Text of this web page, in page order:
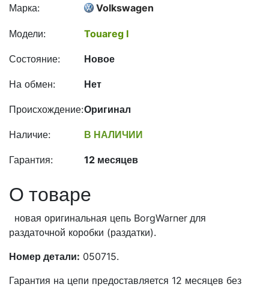
Марка: Volkswagen
Модели: Touareg I
Состояние: Новое
На обмен: Нет
Происхождение:Оригинал
Наличие: В НАЛИЧИИ
Гарантия: 12 месяцев
О товаре
новая оригинальная цепь BorgWarner для
раздаточной коробки (раздатки).
Номер детали: 050715.
Гарантия на цепи предоставляется 12 месяцев без